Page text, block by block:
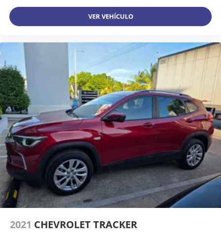
VER VEHÍCULO
2021 CHEVROLET TRACKER